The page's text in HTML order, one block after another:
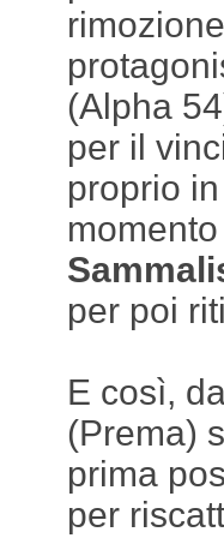
(Alpha
per il
proprio
per poi
E così,
(Prema)
prima
per